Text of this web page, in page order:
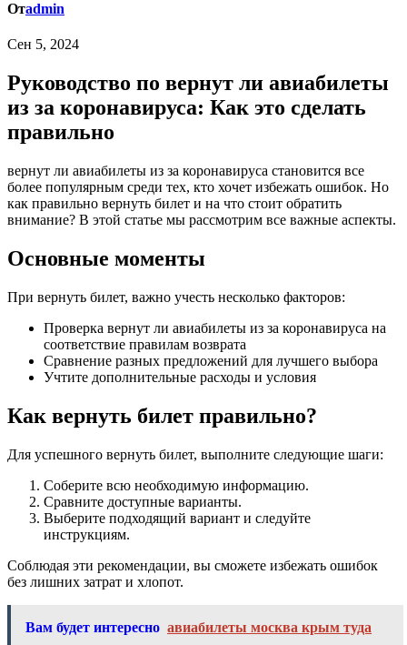
Отadmin
Сен 5, 2024
Руководство по вернут ли авиабилеты
из за коронавируса: Как это сделать
правильно
вернут ли авиабилеты из за коронавируса становится все
более популярным среди тех, кто хочет избежать ошибок. Но
как правильно вернуть билет и на что стоит обратить
внимание? В этой статье мы рассмотрим все важные аспекты.
Основные моменты
При вернуть билет, важно учесть несколько факторов:
Проверка вернут ли авиабилеты из за коронавируса на
соответствие правилам возврата
Сравнение разных предложений для лучшего выбора
Учтите дополнительные расходы и условия
Как вернуть билет правильно?
Для успешного вернуть билет, выполните следующие шаги:
Соберите всю необходимую информацию.
Сравните доступные варианты.
Выберите подходящий вариант и следуйте
инструкциям.
Соблюдая эти рекомендации, вы сможете избежать ошибок
без лишних затрат и хлопот.
Вам будет интересно авиабилеты москва крым туда